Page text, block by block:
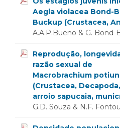
Aegla violacea Bond-
Buckup (Crustacea,
A.A.P.Bueno & G. Bond-
Reprodução,
razão sexual de
Macrobrachium
(Crustacea,
arroio sapucaia,
G.D. Souza & N.F.